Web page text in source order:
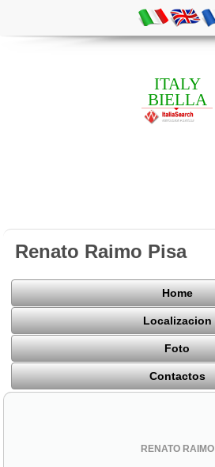
ITALY
BIELLA
Renato Raimo Pisa
Home
Localizacion
Foto
Contactos
RENATO RAIMO